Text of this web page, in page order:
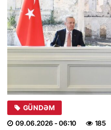
GÜNDƏM
09.06.2026 - 06:10 185